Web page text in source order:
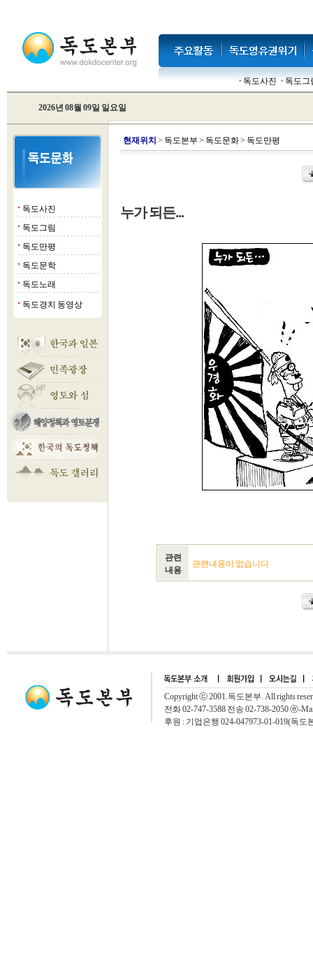
독도사진 독도그
2026년 08월 09일 일요일
■ 독도사진
■ 독도그림
■ 독도만평
■ 독도문학
■ 독도노래
■ 독도경치 동영상
현재위치 > 독도본부 > 독도문화> 독도만평
누가 되든...
관련
내용
관련내용이 없습니다
Copyright ⓒ 2001.독도본부. All rights
전화 02-747-3588 전송 02-738-2050 ⓔ-
후원 : 기업은행 024-047973-01-019(독도